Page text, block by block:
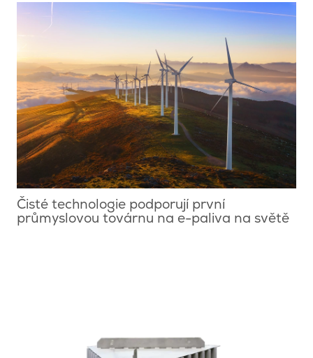
Čisté technologie podporují první
průmyslovou továrnu na e-paliva na světě